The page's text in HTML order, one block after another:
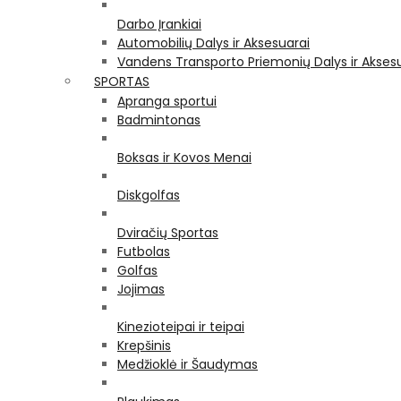
Darbo Įrankiai
Automobilių Dalys ir Aksesuarai
Vandens Transporto Priemonių Dalys ir
SPORTAS
Apranga sportui
Badmintonas
Boksas ir Kovos Menai
Diskgolfas
Dviračių Sportas
Futbolas
Golfas
Jojimas
Kinezioteipai ir teipai
Krepšinis
Medžioklė ir Šaudymas